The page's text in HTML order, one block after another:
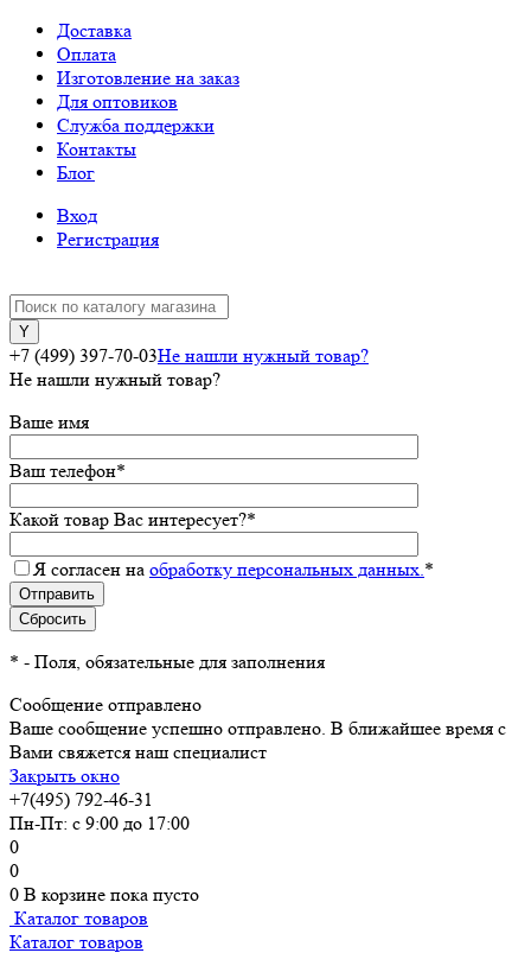
Доставка
Оплата
Изготовление на заказ
Для оптовиков
Служба поддержки
Контакты
Блог
Вход
Регистрация
+7 (499) 397-70-03Не нашли нужный товар?
Не нашли нужный товар?
Ваше имя
Ваш телефон*
Какой товар Вас интересует?*
Я согласен на обработку персональных данных.*
* - Поля, обязательные для заполнения
Сообщение отправлено
Ваше сообщение успешно отправлено. В ближайшее время с
Вами свяжется наш специалист
Закрыть окно
+7(495) 792-46-31
Пн-Пт: с 9:00 до 17:00
0
0
0 В корзине пока пусто
Каталог товаров
Каталог товаров